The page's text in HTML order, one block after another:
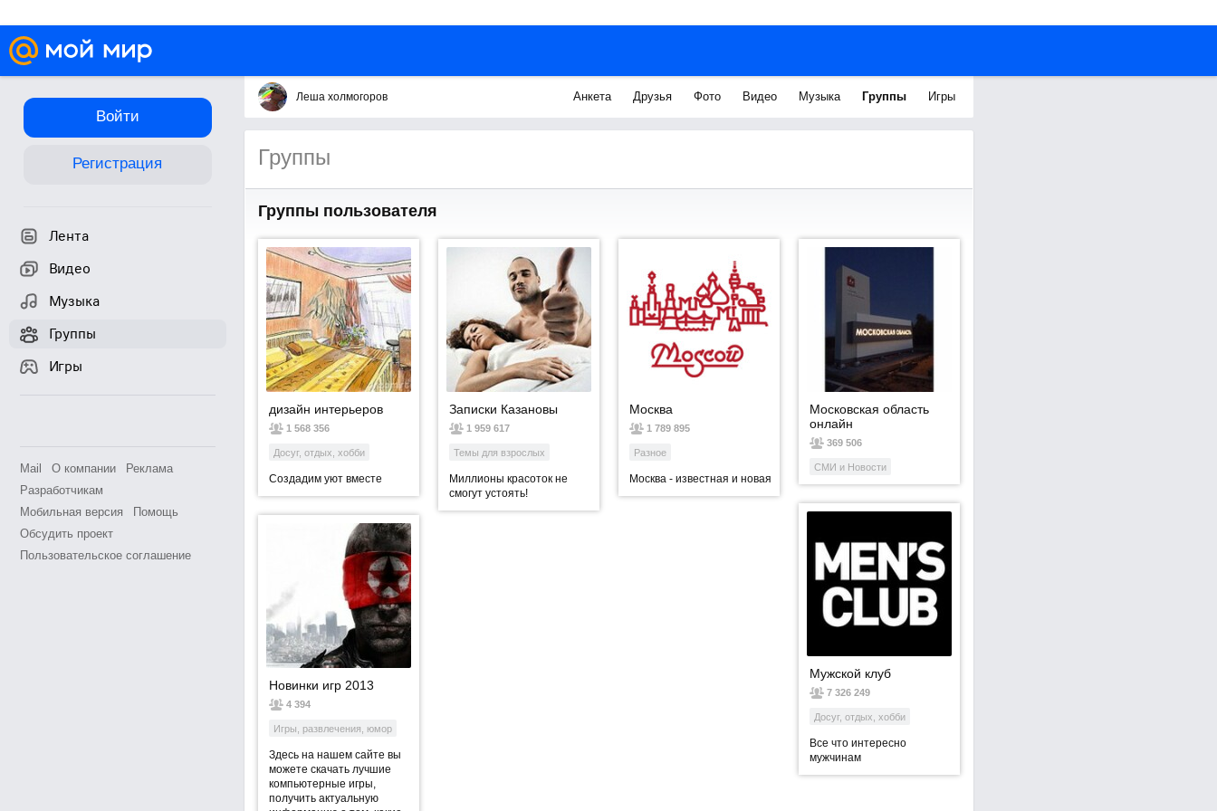
Войти
Регистрация
Лента
Видео
Музыка
Группы
Игры
Mail О компании
Реклама
Разработчикам
Мобильная версия
Помощь
Обсудить проект
Пользовательское соглашение
Леша холмогоров Анкета Друзья Фото Видео Музыка Группы Игры
Группы
Группы пользователя
дизайн интерьеров
1 568 356
Досуг, отдых, хобби
Создадим уют вместе
Записки Казановы
1 959 617
Темы для взрослых
Миллионы красоток не
смогут устоять!
Москва
1 789 895
Разное
Москва - известная и новая
Московская область
онлайн
369 506
СМИ и Новости
Мужской клуб
7 326 249
Досуг, отдых, хобби
Все что интересно
мужчинам
Новинки игр 2013
4 394
Игры, развлечения, юмор
Здесь на нашем сайте вы
можете скачать лучшие
компьютерные игры,
получить актуальную